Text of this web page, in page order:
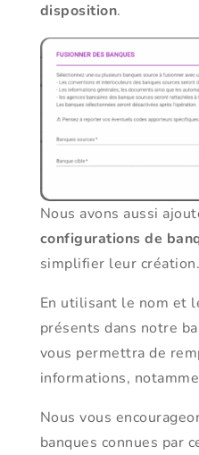
disposition.
Nous avons aussi
configurations de
simplifier leur création.
En utilisant le nom et
présents dans notre
vous permettra de
informations,
Nous vous
banques connues par